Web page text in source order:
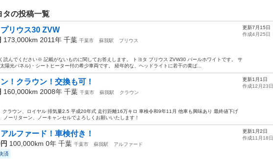
タの投稿一覧
リウス30 ZVW
173,000km 2011年 千葉 千葉市 蘇我駅
プリウス
読んでください※ 記載がないものに関してお答えします。 トヨタ プリウス ZVW30 パールホワイトです。 サ
陽光パネル)・シートヒーター付の希少車両です。 経年的な、ヘッドライトに若干の黄ば...
更新7月15日
作成4月25日
！クラウン！交換も可！
160,000km 2008年 千葉 千葉市 蘇我駅
クラウン
クラウン、ロイヤル 排気量2.5 平成20年式 走行距離16万キロ 車検令和9年11月 他車も興味あり 最終値下げ
ノーリターン、ノーキャンセルでよろしくお願いいたします！
更新1月1日
作成12月23日
アルファード！車検付き！
100,000km 0年 千葉 千葉市 蘇我駅 アルファード
済
更新1月2日
作成11月18日